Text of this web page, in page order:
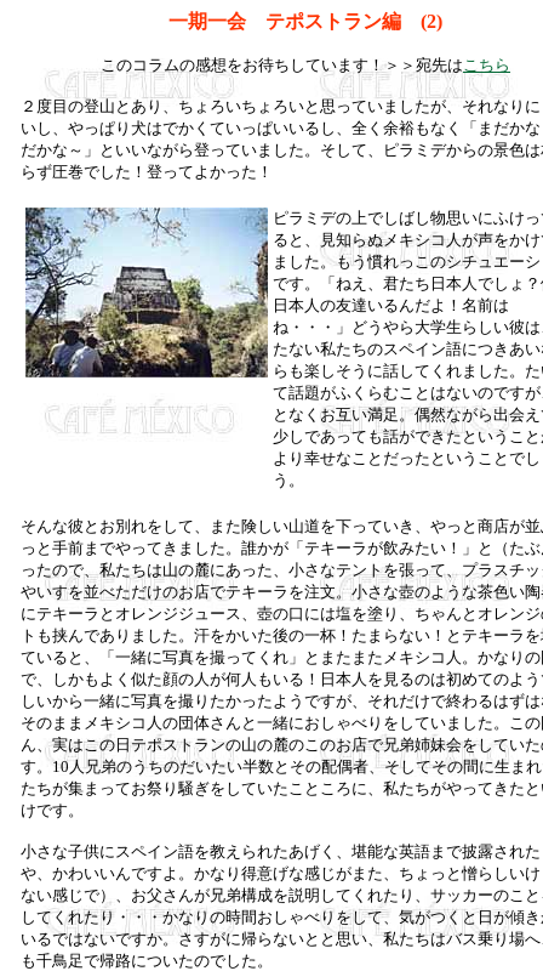
一期一会 テポストラン編 (2)
このコラムの感想をお待ちしています！＞＞宛先はこちら
２度目の登山とあり、ちょろいちょろいと思っていましたが、それなり
いし、やっぱり犬はでかくていっぱいいるし、全く余裕もなく「まだか
だかな～」といいながら登っていました。そして、ピラミデからの景色
らず圧巻でした！登ってよかった！
ピラミデの上でしばし物思いにふけ
ると、見知らぬメキシコ人が声をか
ました。もう慣れっこのシチュエー
です。「ねえ、君たち日本人でしょ
日本人の友達いるんだよ！名前は
ね・・・」どうやら大学生らしい彼
たない私たちのスペイン語につきあ
らも楽しそうに話してくれました。
て話題がふくらむことはないのです
となくお互い満足。偶然ながら出会
少しであっても話ができたというこ
より幸せなことだったということで
う。
そんな彼とお別れをして、また険しい山道を下っていき、やっと商店が
っと手前までやってきました。誰かが「テキーラが飲みたい！」と（た
ったので、私たちは山の麓にあった、小さなテントを張って、プラスチ
やいすを並べただけのお店でテキーラを注文。小さな壺のような茶色い
にテキーラとオレンジジュース、壺の口には塩を塗り、ちゃんとオレン
トも挟んでありました。汗をかいた後の一杯！たまらない！とテキーラ
ていると、「一緒に写真を撮ってくれ」とまたまたメキシコ人。かなり
で、しかもよく似た顔の人が何人もいる！日本人を見るのは初めてのよ
しいから一緒に写真を撮りたかったようですが、それだけで終わるはず
そのままメキシコ人の団体さんと一緒におしゃべりをしていました。こ
ん、実はこの日テポストランの山の麓のこのお店で兄弟姉妹会をしてい
す。10人兄弟のうちのだいたい半数とその配偶者、そしてその間に生ま
たちが集まってお祭り騒ぎをしていたこところに、私たちがやってきた
けです。
小さな子供にスペイン語を教えられたあげく、堪能な英語まで披露され
や、かわいいんですよ。かなり得意げな感じがまた、ちょっと憎らしい
ない感じで）、お父さんが兄弟構成を説明してくれたり、サッカーのこ
してくれたり・・・かなりの時間おしゃべりをして、気がつくと日が傾
いるではないですか。さすがに帰らないとと思い、私たちはバス乗り場
も千鳥足で帰路についたのでした。